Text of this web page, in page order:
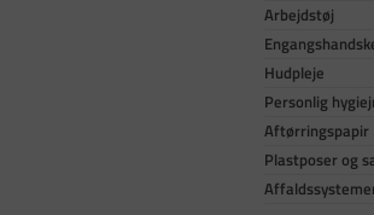
Arbejdstøj
Hudpleje
Personlig
Aftørringspapir
Plastposer og